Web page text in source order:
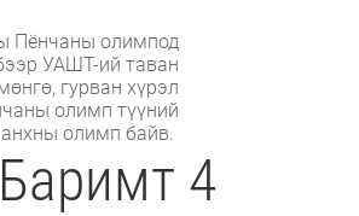
Пёнчаны олимпод
УАШТ-ий таван
гурван хүрэл
олимп түүний
анхны олимп байв.
Баримт 4